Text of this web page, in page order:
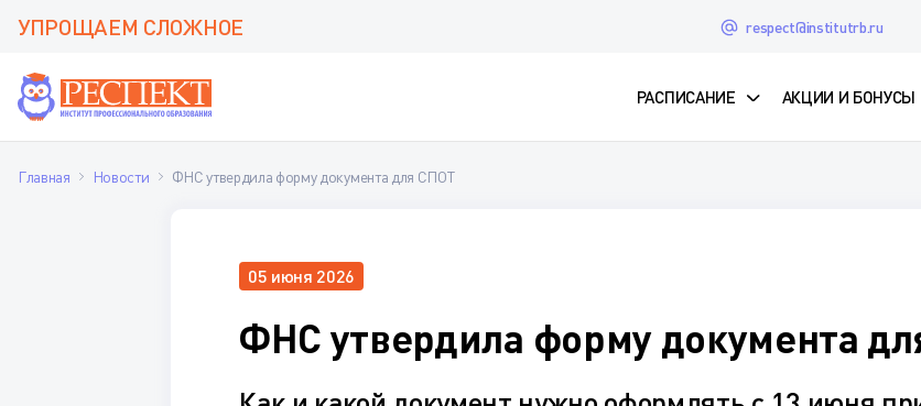
УПРОЩАЕМ СЛОЖНОЕ respect@institutrb.ru
РАСПИСАНИЕ АКЦИИ И БОНУСЫ
Главная Новости ФНС утвердила форму документа для СПОТ
05 июня 2026
ФНС утвердила форму документа